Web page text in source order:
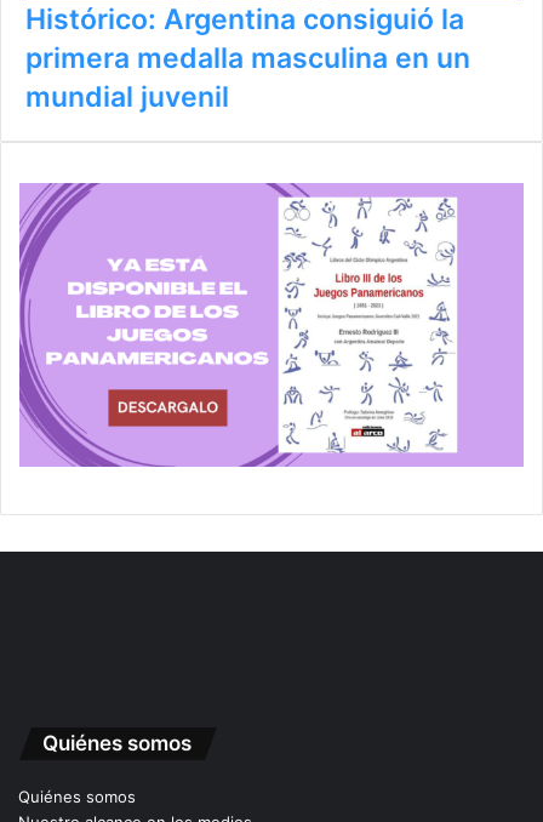
Histórico: Argentina consiguió la
primera medalla masculina en un
mundial juvenil
Quiénes somos
Quiénes somos